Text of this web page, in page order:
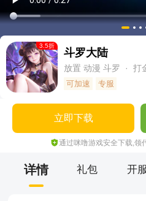
3.5折
斗罗大陆
放置 动漫 斗罗 · 打
可加速 专服
立即下载
通过咪噜游戏安全下载,领
详情 礼包 开服